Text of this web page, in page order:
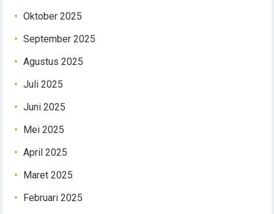
Oktober 2025
September 2025
Agustus 2025
Juli 2025
Juni 2025
Mei 2025
April 2025
Maret 2025
Februari 2025